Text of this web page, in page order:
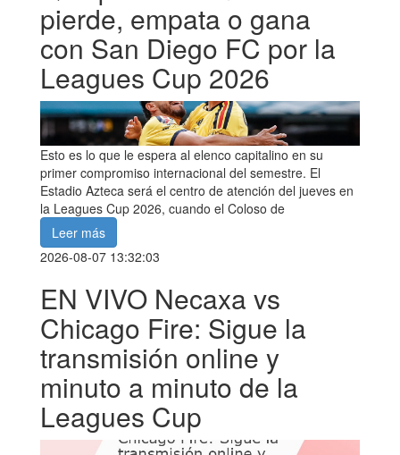
pierde, empata o gana
con San Diego FC por la
Leagues Cup 2026
Esto es lo que le espera al elenco capitalino en su
primer compromiso internacional del semestre. El
Estadio Azteca será el centro de atención del jueves en
la Leagues Cup 2026, cuando el Coloso de
Leer más
2026-08-07 13:32:03
EN VIVO Necaxa vs
Chicago Fire: Sigue la
transmisión online y
minuto a minuto de la
Leagues Cup